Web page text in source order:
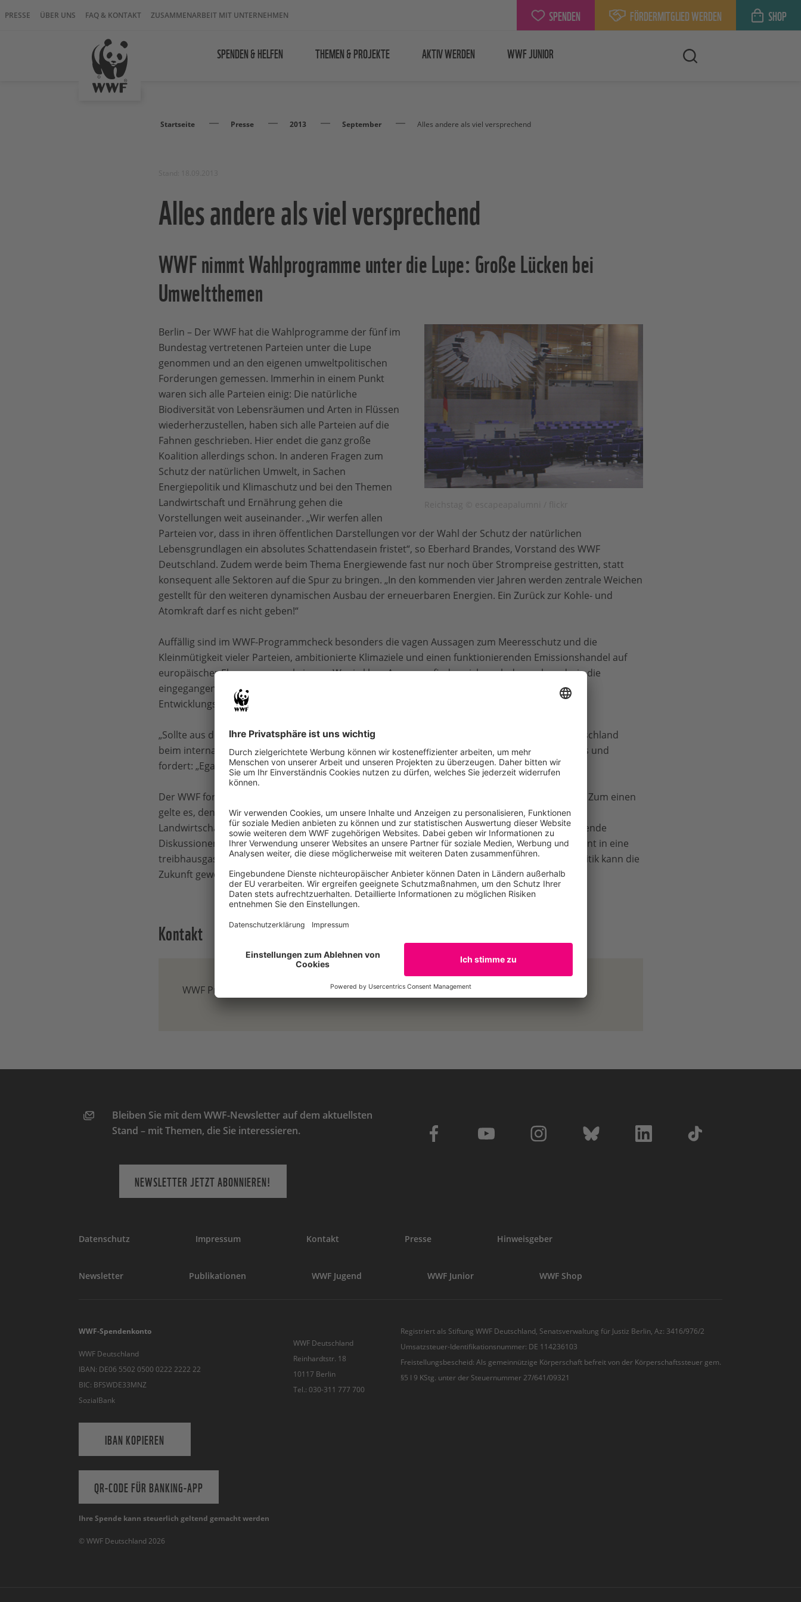
PRESSE ÜBER UNS FAQ & KONTAKT ZUSAMMENARBEIT MIT UNTERNEHMEN SPENDEN FÖRDERMITGLIED WERDEN SHOP
SPENDEN & HELFEN THEMEN & PROJEKTE AKTIV WERDEN WWF JUNIOR
Startseite Presse 2013 September Alles andere als viel versprechend
Alles andere als viel versprechend
WWF nimmt Wahlprogramme unter die Lupe: Große Lücken bei
Umweltthemen
Berlin – Der WWF hat die Wahlprogramme der fünf im
Bundestag vertretenen Parteien unter die Lupe
genommen und an den eigenen umweltpolitischen
Forderungen gemessen. Immerhin in einem Punkt
waren sich alle Parteien einig: Die natürliche
Biodiversität von Lebensräumen und Arten in Flüssen
wiederherzustellen, haben sich alle Parteien auf die
Fahnen geschrieben. Hier endet die ganz große
Koalition allerdings schon. In anderen Fragen zum
Schutz der natürlichen Umwelt, in Sachen
Energiepolitik und Klimaschutz und bei den Themen
Landwirtschaft und Ernährung gehen die
Vorstellungen weit auseinander. „Wir werfen allen
Parteien vor, dass in ihren öffentlichen Darstellungen vor der Wahl der Schutz der natürlichen
Lebensgrundlagen ein absolutes Schattendasein fristet“, so Eberhard Brandes, Vorstand des WWF
Deutschland. Zudem werde beim Thema Energiewende fast nur noch über Strompreise gestritten, statt
konsequent alle Sektoren auf die Spur zu bringen. „In den kommenden vier Jahren werden zentrale Weichen
gestellt für den weiteren dynamischen Ausbau der erneuerbaren Energien. Ein Zurück zur Kohle- und
Atomkraft darf es nicht geben!“
Auffällig sind im WWF-Programmcheck besonders die vagen Aussagen zum Meeresschutz und die
Kleinmütigkeit vieler Parteien, ambitionierte Klimaziele und einen funktionierenden Emissionshandel auf
europäischer Ebene voran zu bringen. Wenig klare Aussagen finden sich auch dazu, ob und wie die
eingegangenen finanziellen Verpflichtungen zum Schutz von Klima und biologischer Vielfalt in
Entwicklungsländern eingehalten werden sollen.
„Sollte aus den Aussagen der meisten Parteien praktische Regierungspolitik werden, wird Deutschland
beim internationalen Umweltschutz endgültig vom Vorreiter zur Schnecke“, konstatiert Brandes und
fordert: „Egal wer in die Koalitionsverhandlungen tritt, hier muss nachgebessert werden!“
Der WWF fordert in zwei Schwerpunktbereichen konsequent auf eine Trendwende hinzuwirken: Zum einen
gelte es, den Schutz der biologischen Vielfalt in Wäldern, Meeren und durch naturverträgliche
Landwirtschaft zur Chefsache zu machen und zum anderen müsse die Verzagtheit und irreführende
Diskussionen bei Klimaschutz und Energiewende ein Ende haben. Stattdessen müsse konsequent in eine
treibhausgasarme Zukunft investiert werden. „Mit überzeugender Natur- und Umweltschutzpolitik kann die
Zukunft gewonnen werden – ökologisch wie ökonomisch“, ermuntert Brandes die Parteien.
Kontakt
WWF Presse-Team E-Mail
Bleiben Sie mit dem WWF-Newsletter auf dem aktuellsten
Stand – mit Themen, die Sie interessieren.
NEWSLETTER JETZT ABONNIEREN!
Datenschutz Impressum Kontakt Presse Hinweisgeber
Newsletter Publikationen WWF Jugend WWF Junior WWF Shop
WWF-Spendenkonto
WWF Deutschland
IBAN: DE06 5502 0500 0222 2222 22
BIC: BFSWDE33MNZ
SozialBank
IBAN KOPIEREN
QR-CODE FÜR BANKING-APP
WWF Deutschland
Reinhardtstr. 18
10117 Berlin
Tel.: 030-311 777 700
Ihre Spende kann steuerlich geltend gemacht werden
Registriert als Stiftung WWF Deutschland, Senatsverwaltung für Justiz Berlin, Az: 3416/976/2
Umsatzsteuer-Identifikationsnummer: DE 114236103
Freistellungsbescheid: Als gemeinnützige Körperschaft befreit von der Körperschaftssteuer gem.
§5 I 9 KStg. unter der Steuernummer 27/641/09321
© WWF Deutschland 2026